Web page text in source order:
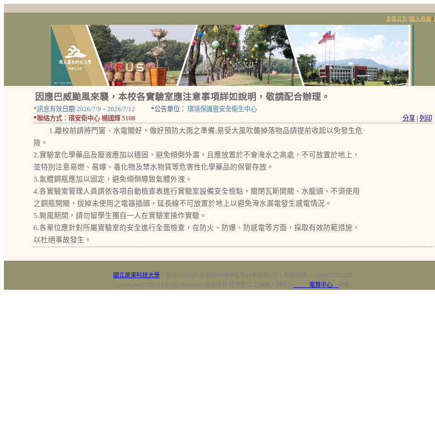
全部公告 登入頁面
因應巴威颱風來襲，本校各實驗室應注意事項詳如說明，敬請配合辦理。
*訊息有效日期:2026/7/9 ~ 2026/7/12 *公告單位： 環境保護暨安全衛生中心
*聯絡方式： 環安衛中心 楊國輝 5108 分享 | 列印
1.離校前請將門窗、水電關好，做好預防大雨之準備;易受大風吹襲掉落物品請提前收起以免發生危
險。
2.實驗室化學藥品及廢液應加以穩固，避免傾倒外漏，且應放置於不會淹水之高處，不可放置於地上，
並特別注意易燃、易爆、毒化物及禁水物質等危害性化學藥品的保管存放。
3.氣體鋼瓶應加以固定，避免傾倒導致氣體外洩。
4.各實驗室管理人員請依各項自動檢查表進行實驗室設備安全檢點，關閉瓦斯開關、水龍頭、不須使用
之鋼瓶開關，拔掉未使用之電器插頭，延長線不可放置於地上以避免淹水漏電發生感電情況。
5.颱風期間，請勿留學生獨自一人在實驗室操作實驗。
6.各單位應針對所屬實驗室的安全進行全面檢查，在防火、防爆、防感電等方面，採取有效防範措施，
以杜絕事故發生。
國立屏東科技大學
電算中心